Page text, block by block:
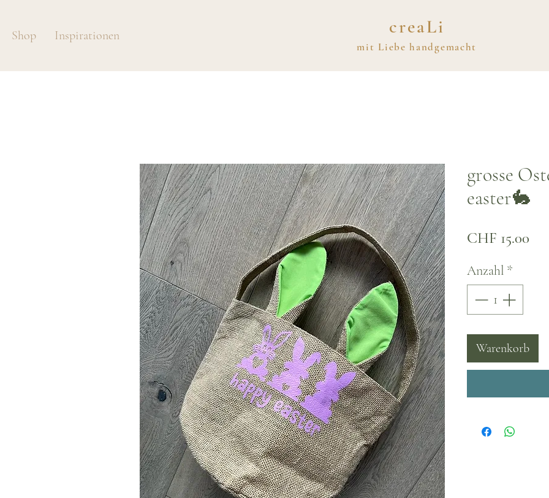
Shop Inspirationen creaLi
mit Liebehandgemacht
grosse
easter🐇
CHF 15.00
Anzahl *
Warenkorb